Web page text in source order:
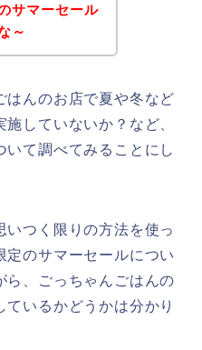
サマーセール
～
はんのお店で夏や冬など
していないか？など、
いて調べてみることにし
いつく限りの方法を使っ
定のサマーセールについ
ら、ごっちゃんごはんの
いるかどうかは分かり